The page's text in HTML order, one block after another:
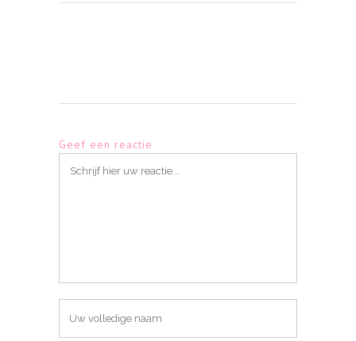
Geef een reactie